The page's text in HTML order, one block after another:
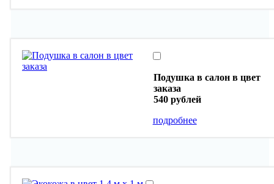
Подушка в салон в цвет
заказа
540 рублей
подробнее